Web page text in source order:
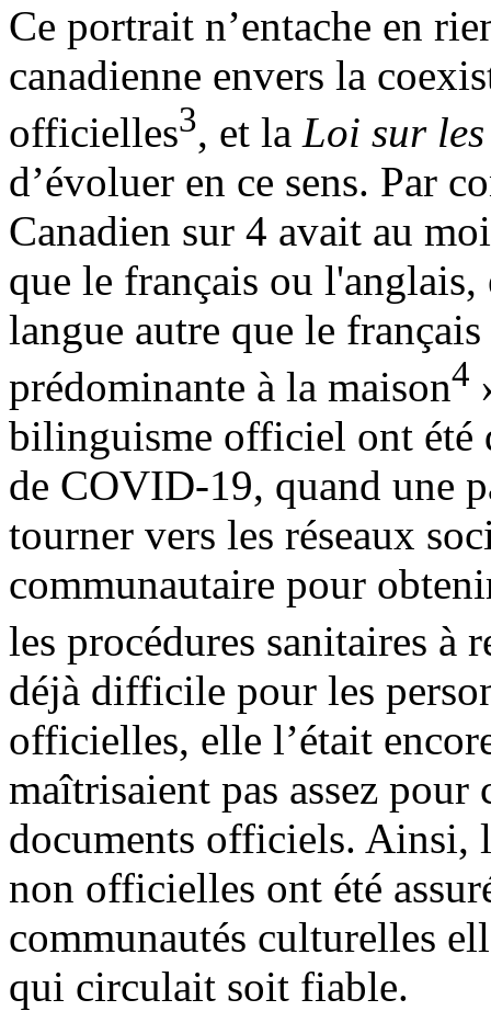
Ce portrait n’entache en
canadienne envers la
officielles3, et la Loi sur
d’évoluer en ce sens. Par
Canadien sur 4 avait au
que le français ou
langue autre que le
prédominante à la maison4
bilinguisme officiel ont été
de COVID-19, quand une
tourner vers les réseaux
communautaire pour
les procédures sanitaires à
déjà difficile pour les
officielles, elle l’était
maîtrisaient pas assez
documents officiels. Ainsi,
non officielles ont été
communautés culturelles
qui circulait soit fiable.